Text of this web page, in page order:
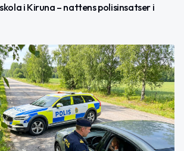
i Kiruna – nattens polisinsatser i